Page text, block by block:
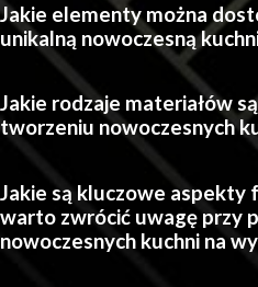
Jakie elementy można
unikalną nowoczesną
Jakie rodzaje materiałów
tworzeniu nowoczesnych
Jakie są kluczowe aspekty
warto zwrócić uwagę przy
nowoczesnych kuchni na